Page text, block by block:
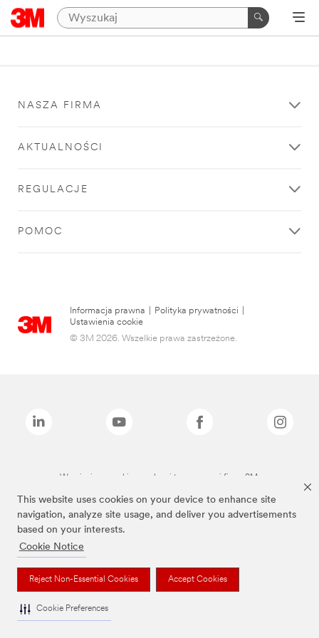
This website uses cookies on your device to enhance site
navigation, analyze site usage, and deliver you advertisements
based on your interests.
Cookie Notice
Reject Non-Essential Cookies Accept Cookies
Cookie Preferences
NASZA FIRMA
AKTUALNOŚCI
REGULACJE
POMOC
Informacja prawna Polityka prywatności
Ustawienia cookie
© 3M 2026. Wszelkie prawa zastrzeżone.
Wymienione marki są znakami towarowymi firmy 3M.